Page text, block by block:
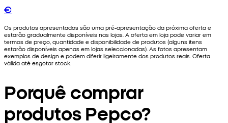
€
Os produtos apresentados são uma pré-apresentação da próxima oferta e
estarão gradualmente disponíveis nas lojas. A oferta em loja pode variar em
termos de preço, quantidade e disponibilidade de produtos (alguns itens
estarão disponíveis apenas em lojas seleccionadas). As fotos apresentam
exemplos de design e podem diferir ligeiramente dos produtos reais. Oferta
válida até esgotar stock.
Porquê comprar
produtos Pepco?